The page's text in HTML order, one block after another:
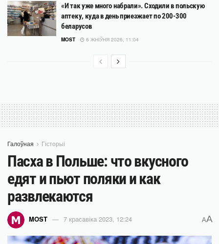
«И так уже много набрали». Сходили в польскую
аптеку, куда в день приезжает по 200-300
беларусов
MOST 6 ЖНІЎНЯ 2026, 11:04
Галоўная Гісторыі
Пасха в Польше: что вкусного
едят и пьют поляки и как
развлекаются
MOST 7 красавіка 2023, 12:24 AA